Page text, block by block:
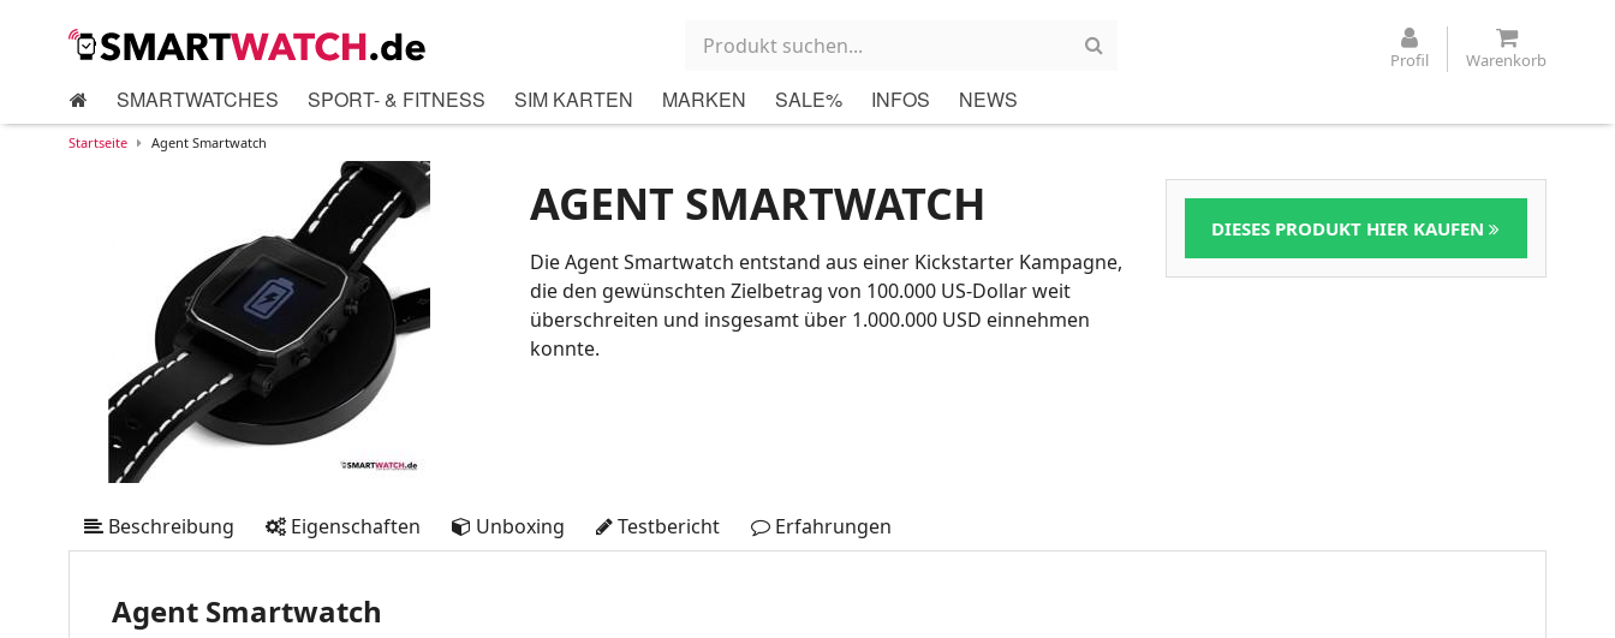
Profil Warenkorb
SMARTWATCHES SPORT- & FITNESS SIM KARTEN MARKEN SALE% INFOS NEWS
Startseite Agent Smartwatch
AGENT SMARTWATCH
Die Agent Smartwatch entstand aus einer Kickstarter Kampagne,
die den gewünschten Zielbetrag von 100.000 US-Dollar weit
überschreiten und insgesamt über 1.000.000 USD einnehmen
konnte.
DIESES PRODUKT HIER KAUFEN
Beschreibung Eigenschaften Unboxing Testbericht Erfahrungen
Agent Smartwatch